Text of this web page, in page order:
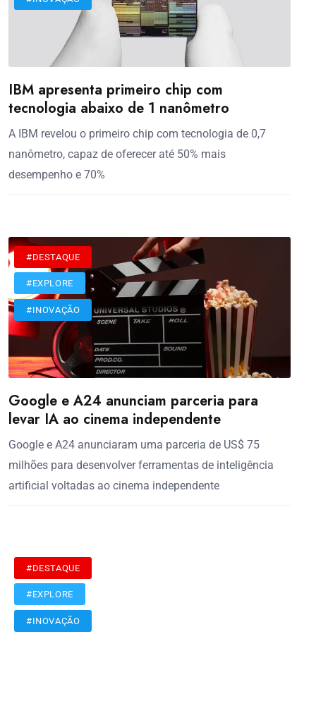
IBM apresenta primeiro chip com
tecnologia abaixo de 1 nanômetro
A IBM revelou o primeiro chip com tecnologia de 0,7
nanômetro, capaz de oferecer até 50% mais
desempenho e 70%
#DESTAQUE
#EXPLORE
#INOVAÇÃO
Google e A24 anunciam parceria para
levar IA ao cinema independente
Google e A24 anunciaram uma parceria de US$ 75
milhões para desenvolver ferramentas de inteligência
artificial voltadas ao cinema independente
#DESTAQUE
#EXPLORE
#INOVAÇÃO